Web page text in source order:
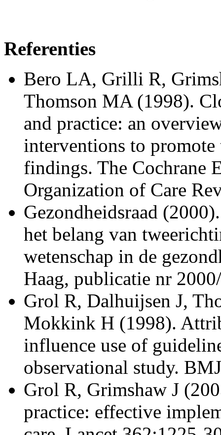
Referenties
Bero LA, Grilli R,
Thomson MA (1998).
and practice: an
interventions to
findings. The Cochrane
Organization of Care
Gezondheidsraad
het belang van
wetenschap in de
Haag, publicatie nr
Grol R, Dalhuijsen J,
Mokkink H (1998).
influence use of
observational study.
Grol R, Grimshaw J
practice: effective